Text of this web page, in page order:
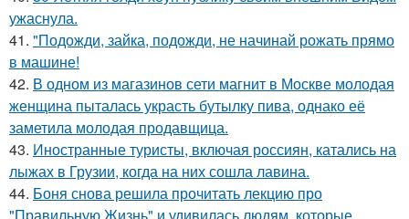
ужаснула.
41. "Подожди, зайка, подожди, не начинай рожать прямо
в машине!
42. В одном из магазинов сети магнит в Москве молодая
женщина пыталась украсть бутылку пива, однако её
заметила молодая продавщица.
43. Иностранные туристы, включая россиян, катались на
лыжах в Грузии, когда на них сошла лавина.
44. Боня снова решила прочитать лекцию про
"Правильную Жизнь" и удивилась людям, которые